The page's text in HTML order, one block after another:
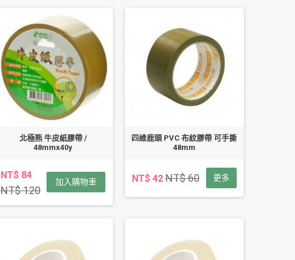
北極熊 牛皮紙膠帶 /
48mmx40y
NT$ 84
NT$ 120
加入購物車
四維鹿頭 PVC 布紋膠帶 可手撕
48mm
NT$ 42NT$ 60 更多